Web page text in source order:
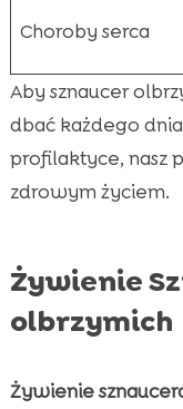
Choroby serca
Aby sznaucer
dbać każdego
profilaktyce, nasz
zdrowym życiem.
Żywienie
olbrzymich
Żywienie